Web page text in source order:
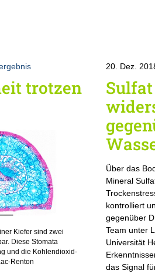
trotzen
Kiefer sind zwei
Diese Stomata
und die Kohlendioxid-
Renton
20. Dez.
Über das
Mineral
kontrolliert
gegenüber
Team unter
Universität
das Signal